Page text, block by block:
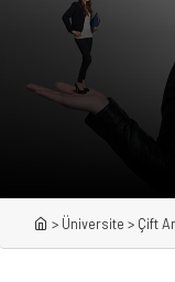
> Üniversite > Çift